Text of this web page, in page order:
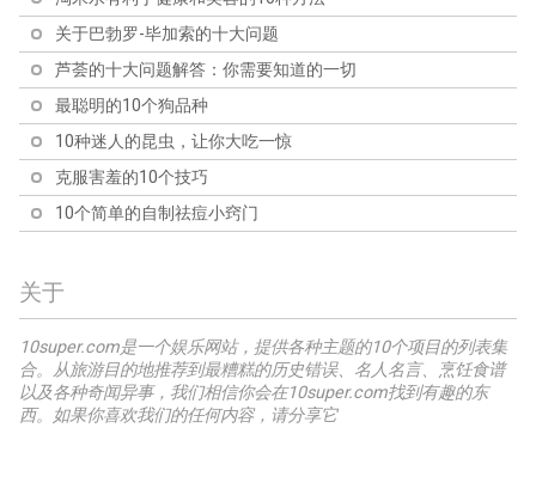
关于巴勃罗-毕加索的十大问题
芦荟的十大问题解答：你需要知道的一切
最聪明的10个狗品种
10种迷人的昆虫，让你大吃一惊
克服害羞的10个技巧
10个简单的自制祛痘小窍门
关于
10super.com是一个娱乐网站，提供各种主题的10个项目的列表集
合。从旅游目的地推荐到最糟糕的历史错误、名人名言、烹饪食谱
以及各种奇闻异事，我们相信你会在10super.com找到有趣的东
西。如果你喜欢我们的任何内容，请分享它